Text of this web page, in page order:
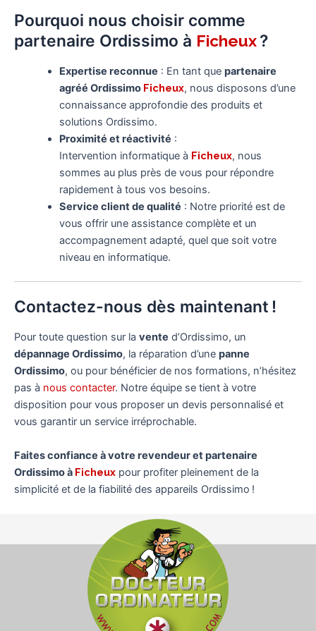
Pourquoi nous choisir comme
partenaire Ordissimo à Ficheux?
Expertise reconnue : En tant que partenaire
agréé Ordissimo Ficheux, nous disposons d’une
connaissance approfondie des produits et
solutions Ordissimo.
Proximité et réactivité :
Intervention informatique à Ficheux, nous
sommes au plus près de vous pour répondre
rapidement à tous vos besoins.
Service client de qualité : Notre priorité est de
vous offrir une assistance complète et un
accompagnement adapté, quel que soit votre
niveau en informatique.
Contactez-nous dès maintenant !
Pour toute question sur la vente d’Ordissimo, un
dépannage Ordissimo, la réparation d’une panne
Ordissimo, ou pour bénéficier de nos formations, n’hésitez
pas à nous contacter. Notre équipe se tient à votre
disposition pour vous proposer un devis personnalisé et
vous garantir un service irréprochable.
Faites confiance à votre revendeur et partenaire
Ordissimo à Ficheux pour profiter pleinement de la
simplicité et de la fiabilité des appareils Ordissimo !